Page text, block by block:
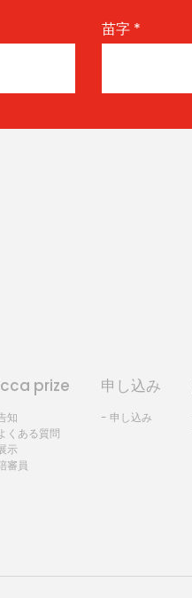
苗字 *
prize
知
くある質問
示
審員
申し込み
- 申し込み